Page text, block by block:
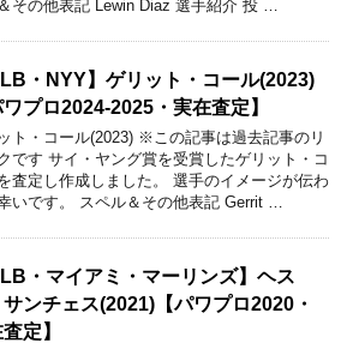
その他表記 Lewin Diaz 選手紹介 投 …
・NYY】ゲリット・コール(2023)
ワプロ2024-2025・実在査定】
ト・コール(2023) ※この記事は過去記事のリ
です サイ・ヤング賞を受賞したゲリット・コ
査定し作成しました。 選手のイメージが伝わ
いです。 スペル＆その他表記 Gerrit …
・マイアミ・マーリンズ】ヘス
サンチェス(2021)【パワプロ2020・
定】